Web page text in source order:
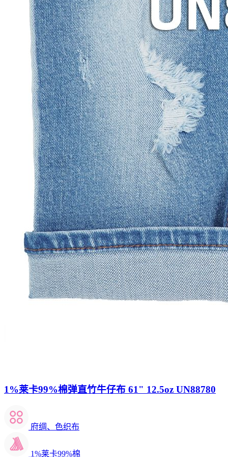
1%莱卡99%棉弹直竹牛仔布 61" 12.5oz UN88780
府绸、色织布
1%莱卡99%棉